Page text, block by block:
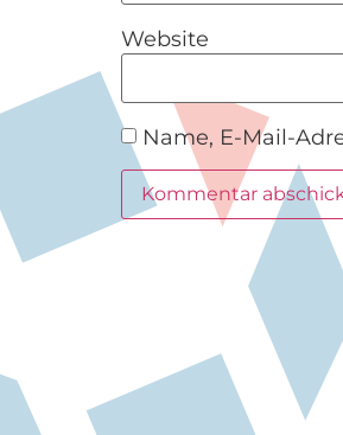
Website
Name, E-Mail-